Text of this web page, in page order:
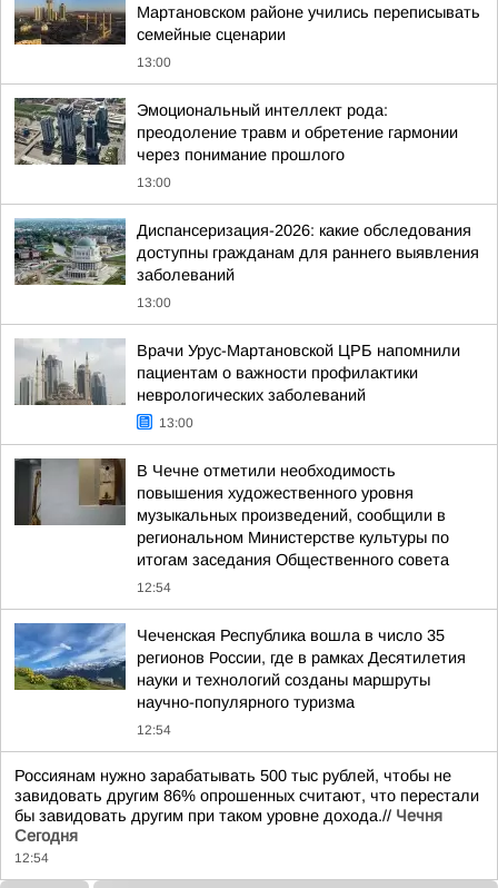
Мартановском районе учились переписывать
семейные сценарии
13:00
Эмоциональный интеллект рода:
преодоление травм и обретение гармонии
через понимание прошлого
13:00
Диспансеризация-2026: какие обследования
доступны гражданам для раннего выявления
заболеваний
13:00
Врачи Урус-Мартановской ЦРБ напомнили
пациентам о важности профилактики
неврологических заболеваний
13:00
В Чечне отметили необходимость
повышения художественного уровня
музыкальных произведений, сообщили в
региональном Министерстве культуры по
итогам заседания Общественного совета
12:54
Чеченская Республика вошла в число 35
регионов России, где в рамках Десятилетия
науки и технологий созданы маршруты
научно-популярного туризма
12:54
Россиянам нужно зарабатывать 500 тыс рублей, чтобы не
завидовать другим 86% опрошенных считают, что перестали
бы завидовать другим при таком уровне дохода.// Чечня
Сегодня
12:54